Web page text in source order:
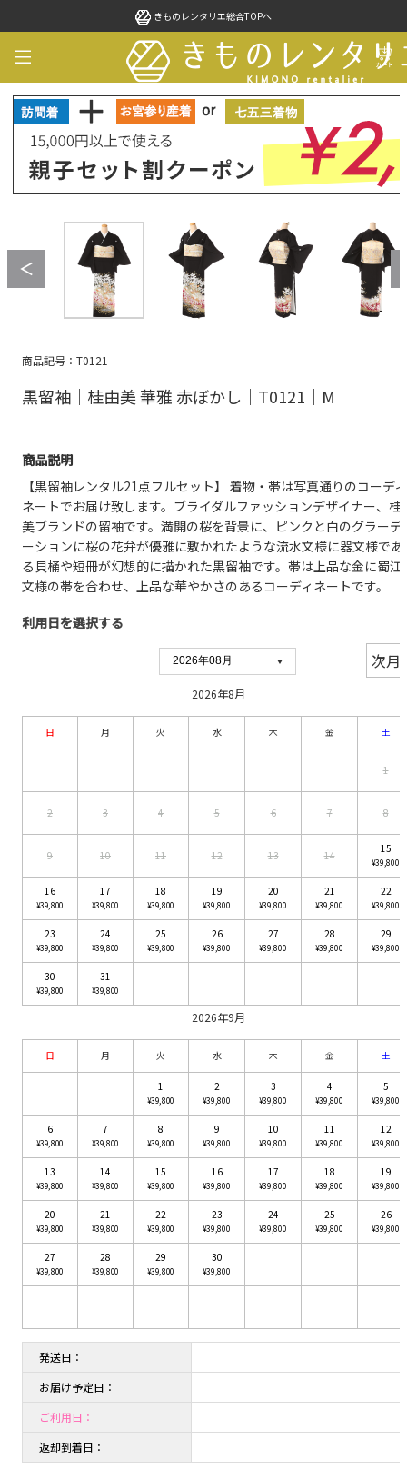
きものレンタリエ総合TOPへ
商品記号：T0121
黒留袖｜桂由美 華雅 赤ぼかし｜T0121｜M
商品説明
【黒留袖レンタル21点フルセット】 着物・帯は写真通りのコーディ
ネートでお届け致します。ブライダルファッションデザイナー、桂
美ブランドの留袖です。満開の桜を背景に、ピンクと白のグラーデ
ーションに桜の花弁が優雅に敷かれたような流水文様に器文様であ
る貝桶や短冊が幻想的に描かれた黒留袖です。帯は上品な金に蜀江
文様の帯を合わせ、上品な華やかさのあるコーディネートです。
利用日を選択する
2026年8月
日 月 火 水 木 金 土
1
2 3 4 5 6 7 8
9 10 11 12 13 14
15
¥39,800
16
¥39,800
17
¥39,800
18
¥39,800
19
¥39,800
20
¥39,800
21
¥39,800
22
¥39,800
23
¥39,800
24
¥39,800
25
¥39,800
26
¥39,800
27
¥39,800
28
¥39,800
29
¥39,800
30
¥39,800
31
¥39,800
2026年9月
日 月 火 水 木 金 土
1
¥39,800
2
¥39,800
3
¥39,800
4
¥39,800
5
¥39,800
6
¥39,800
7
¥39,800
8
¥39,800
9
¥39,800
10
¥39,800
11
¥39,800
12
¥39,800
13
¥39,800
14
¥39,800
15
¥39,800
16
¥39,800
17
¥39,800
18
¥39,800
19
¥39,800
20
¥39,800
21
¥39,800
22
¥39,800
23
¥39,800
24
¥39,800
25
¥39,800
26
¥39,800
27
¥39,800
28
¥39,800
29
¥39,800
30
¥39,800
発送日：
お届け予定日：
ご利用日：
返却到着日：